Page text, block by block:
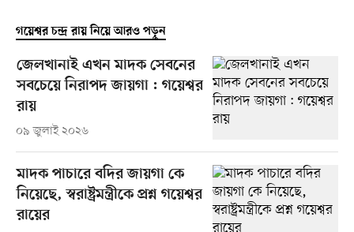
গয়েশ্বর চন্দ্র রায় নিয়ে আরও পড়ুন
জেলখানাই এখন মাদক সেবনের
সবচেয়ে নিরাপদ জায়গা : গয়েশ্বর
রায়
০৯ জুলাই ২০২৬
মাদক পাচারে বদির জায়গা কে
নিয়েছে, স্বরাষ্ট্রমন্ত্রীকে প্রশ্ন গয়েশ্বর
রায়ের